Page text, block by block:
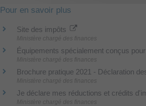
Pour en savoir plus
Site des impôts
Ministère chargé des finances
Équipements spécialement conçus
Ministère chargé des finances
Brochure pratique 2021 - Déclaration
Ministère chargé des finances
Je déclare mes réductions et crédits
Ministère chargé des finances